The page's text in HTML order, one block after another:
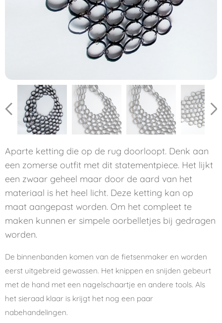
Aparte ketting die op de rug doorloopt. Denk aan
een zomerse outfit met dit statementpiece. Het lijkt
een zwaar geheel maar door de aard van het
materiaal is het heel licht. Deze ketting kan op
maat aangepast worden. Om het compleet te
maken kunnen er simpele oorbelletjes bij gedragen
worden.
De binnenbanden komen van de fietsenmaker en worden
eerst uitgebreid gewassen. Het knippen en snijden gebeurt
met de hand met een nagelschaartje en andere tools. Als
het sieraad klaar is krijgt het nog een paar
nabehandelingen.